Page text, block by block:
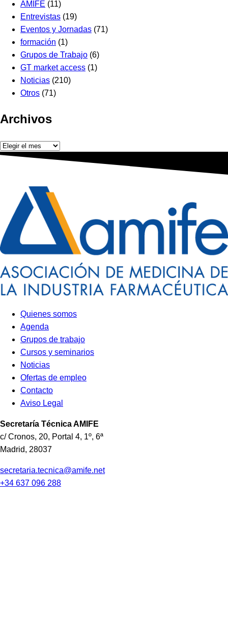
AMIFE (11)
Entrevistas (19)
Eventos y Jornadas (71)
formación (1)
Grupos de Trabajo (6)
GT market access (1)
Noticias (210)
Otros (71)
Archivos
Archivos
Quienes somos
Agenda
Grupos de trabajo
Cursos y seminarios
Noticias
Ofertas de empleo
Contacto
Aviso Legal
Secretaría TécnicaAMIFE
c/ Cronos, 20, Portal 4, 1º, 6ª
Madrid, 28037
secretaria.tecnica@amife.net
+34 637 096 288